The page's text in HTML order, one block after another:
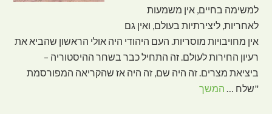
למשימה בחיים, אין משמעות
לאחריות, ליצירתיות בעולם, ואין גם
אין מחויבויות מוסריות. העם היהודי היה אולי הראשון שהביא את
רעיון החירות לעולם. זה התחיל כבר בשחר ההיסטוריה –
ביציאת מצרים. זה היה שם, זה היה אז שהקריאה המפורסמת
"שלח …המשך